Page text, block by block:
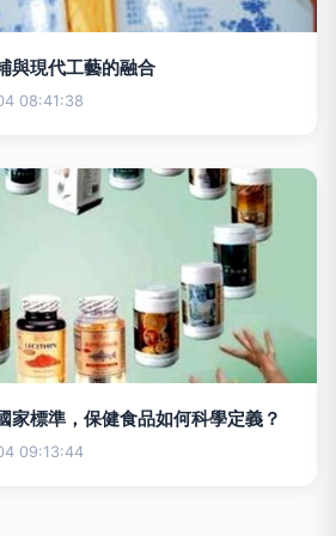
與現代工藝的融合
08:41:38
家標準，保健食品如何科學定義？
09:13:44